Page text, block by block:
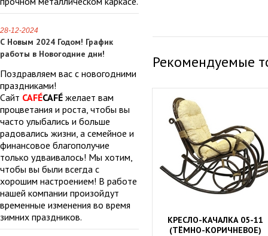
28-12-2024
С Новым 2024 Годом! График
работы в Новогодние дни!
Поздравляем вас с новогодними
праздниками!
Сайт CAFÉCAFÉ желает вам
процветания и роста, чтобы вы
часто улыбались и больше
радовались жизни, а семейное и
финансовое благополучие
только удваивалось! Мы хотим,
чтобы вы были всегда с
хорошим настроением! В работе
нашей компании произойдут
временные изменения во время
зимних праздников.
Рекомендуемые
КРЕСЛО-КАЧАЛКА 05-11
(ТЁМНО-КОРИЧНЕВОЕ)